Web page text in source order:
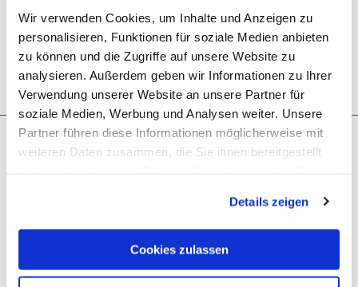
Wir verwenden Cookies, um Inhalte und Anzeigen zu
personalisieren, Funktionen für soziale Medien anbieten
zu können und die Zugriffe auf unsere Website zu
analysieren. Außerdem geben wir Informationen zu Ihrer
Verwendung unserer Website an unsere Partner für
soziale Medien, Werbung und Analysen weiter. Unsere
Partner führen diese Informationen möglicherweise mit
weiteren Daten zusammen, die Sie ihnen bereitgestellt
Cookies, wenn Sie unsere Webseite weiterhin nutzen.
Details zeigen
Cookies zulassen
Plan route Create PDF Download GPX
More like this
© © Dominik Ketz